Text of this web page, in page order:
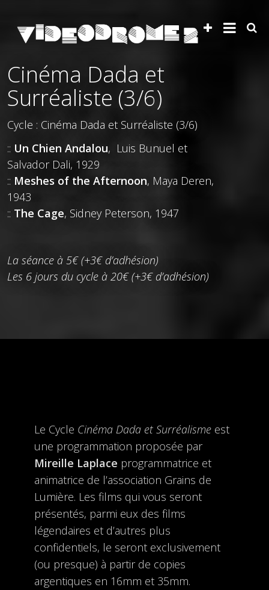
Cinéma Dada et
Surréaliste (3/6)
Cycle : Cinéma Dada et Surréaliste (3/6)
:: Un Chien Andalou, Luis Bunuel et
Salvador Dali, 1929
:: Meshes of the Afternoon, Maya Deren,
1943
:: The Cage, Sidney Peterson, 1947
La séance à 5€ (+3€ d’adhésion)
Les 6 jours du cycle à 20€ (+3€ d’adhésion)
Le Cycle Cinéma Dada et Surréalismeest
une programmation proposée par
Mireille Laplace programmatrice et
animatrice de l’association Grains de
Lumière. Les films qui vous seront
présentés, parmi eux des films
légendaires et d’autres plus
confidentiels, le seront exclusivement
(ou presque) à partir de copies
argentiques en 16mm et 35mm.